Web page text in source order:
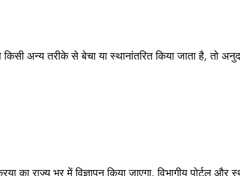
अन्य तरीके से बेचा या स्थानांतरित किया जाता है, तो अनुदान
का राज्य भर में विज्ञापन किया जाएगा, विभागीय पोर्टल और